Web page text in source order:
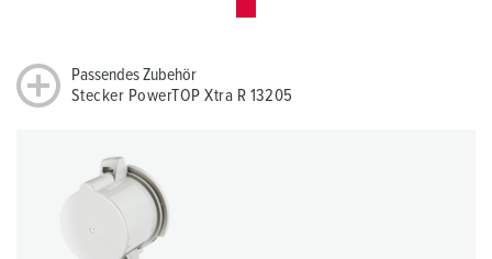
Passendes Zubehör
Stecker PowerTOP Xtra R 13205